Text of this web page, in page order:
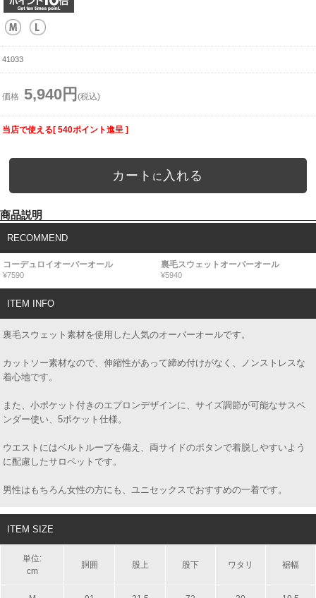
41033
価格 5,940円 (税込)
当店で使える[ 540ポイント進呈 ]
カート に 入れる
商品説明
RECOMMEND
コーデュロイオーバーオール
¥7590
裏毛スウェットオーバーオール
¥5940
ITEM INFO
裏毛スウェット素材を使用した人気のオーバーオールです。
カットソー素材なので、伸縮性があって締め付けがなく、ノンストレスな
着心地です。
また、小ポケット付きのエプロンデザインに、サイズ調節が可能なサスペ
ンダー使い、5ポケット仕様。
ウエストにはベルトループを備え、両サイドのボタンで着脱しやすいよう
に配慮したサロペットです。
男性はもちろん女性の方にも、ユニセックスでおすすめの一着です。
ITEM SIZE
単位:
cm
胴囲 股上 股下 ワタリ 裾幅